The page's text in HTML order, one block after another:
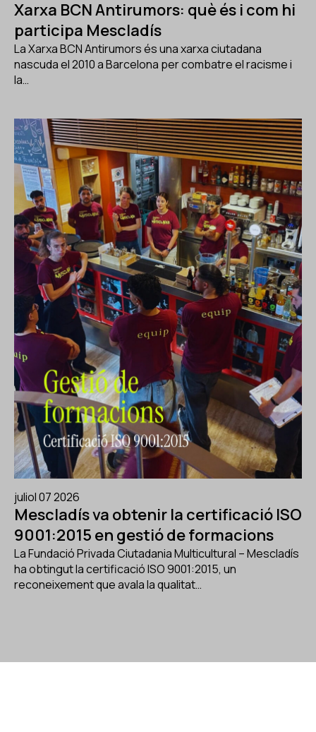
Xarxa BCN Antirumors: què és i com hi
participa Mescladís
La Xarxa BCN Antirumors és una xarxa ciutadana
nascuda el 2010 a Barcelona per combatre el racisme i
la…
juliol 07 2026
Mescladís va obtenir la certificació ISO
9001:2015 en gestió de formacions
La Fundació Privada Ciutadania Multicultural – Mescladís
ha obtingut la certificació ISO 9001:2015, un
reconeixement que avala la qualitat…